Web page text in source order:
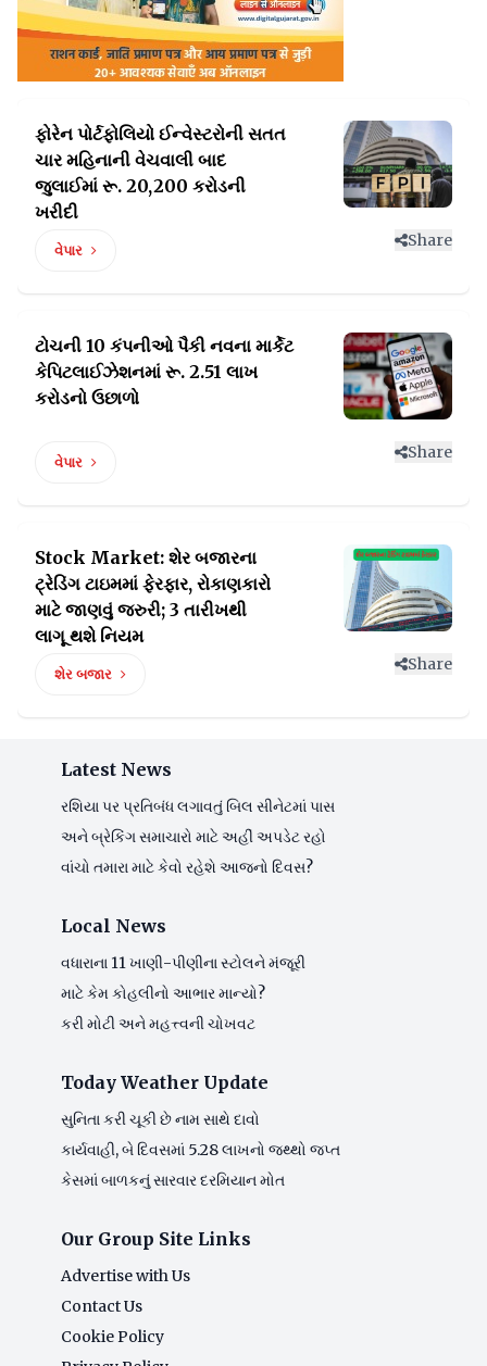
ફોરેન પોર્ટફોલિયો ઈન્વેસ્ટરોની સતત
ચાર મહિનાની વેચવાલી બાદ
જુલાઈમાં રૂ. 20,200 કરોડની
ખરીદી
વેપાર
Share
ટોચની 10 કંપનીઓ પૈકી નવના માર્કેટ
કેપિટલાઈઝેશનમાં રૂ. 2.51 લાખ
કરોડનો ઉછાળો
વેપાર
Share
Stock Market: શેર બજારના
ટ્રેડિંગ ટાઇમમાં ફેરફાર, રોકાણકારો
માટે જાણવું જરુરી; 3 તારીખથી
લાગૂ થશે નિયમ
શેર બજાર
Share
Latest News
રશિયા પર પ્રતિબંધ લગાવતું બિલ સીનેટમાં પાસ
અને બ્રેકિંગ સમાચારો માટે અહીં અપડેટ રહો
વાંચો તમારા માટે કેવો રહેશે આજનો દિવસ?
Local News
વધારાના 11 ખાણી-પીણીના સ્ટોલને મંજૂરી
માટે કેમ કોહલીનો આભાર માન્યો?
કરી મોટી અને મહત્ત્વની ચોખવટ
Today Weather Update
સુનિતા કરી ચૂકી છે નામ સાથે દાવો
કાર્યવાહી, બે દિવસમાં 5.28 લાખનો જથ્થો જપ્ત
કેસમાં બાળકનું સારવાર દરમિયાન મોત
Our Group Site Links
Advertise with Us
Contact Us
Cookie Policy